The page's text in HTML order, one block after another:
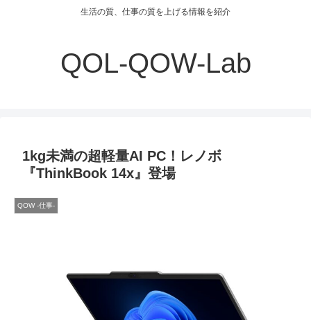
生活の質、仕事の質を上げる情報を紹介
QOL-QOW-Lab
1kg未満の超軽量AI PC！レノボ
『ThinkBook 14x』登場
QOW -仕事-